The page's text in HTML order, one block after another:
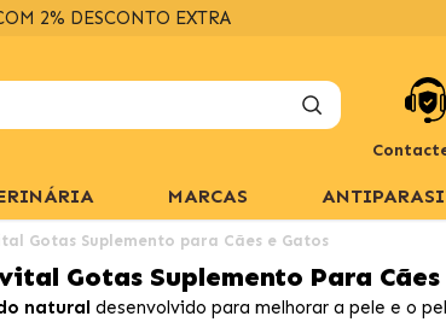
2% DESCONTO EXTRA
MARCAS
Gotas Suplemento para Cães e Gatos
Gotas Suplemento Para Cães
natural desenvolvido para melhorar a pele e o